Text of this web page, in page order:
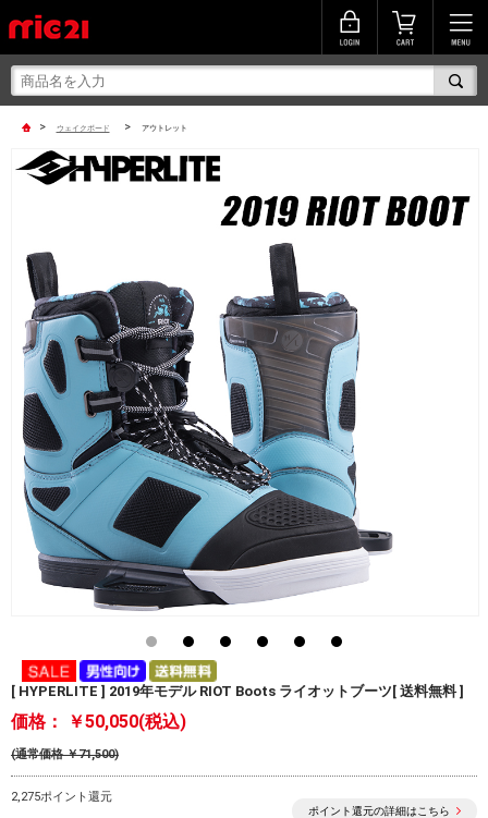
> ウェイクボード > アウトレット
[ HYPERLITE ] 2019年モデル RIOT Boots ライオットブーツ[ 送料無料 ]
価格： ￥50,050(税込)
(通常価格 ￥71,500)
2,275ポイント還元
ポイント還元の詳細はこちら